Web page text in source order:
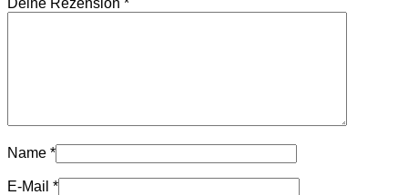
Name *
E-Mail *